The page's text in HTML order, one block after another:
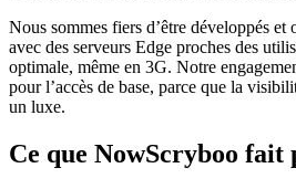
Nous sommes fiers d’être développés et
avec des serveurs Edge proches des
optimale, même en 3G. Notre
pour l’accès de base, parce que la
un luxe.
Ce que NowScryboo fait